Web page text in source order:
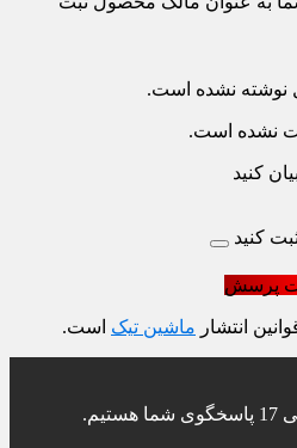
نوشته نشده است.
نشده است.
کنید
کنید
پرسش
انتشار ماشین تیک است.